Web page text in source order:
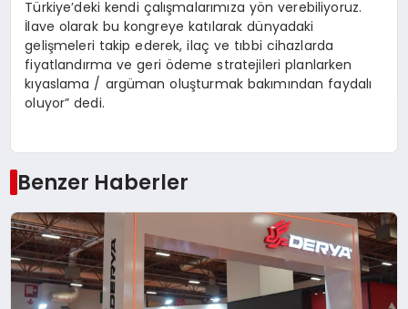
Türkiye’deki kendi çalışmalarımıza yön verebiliyoruz.
İlave olarak bu kongreye katılarak dünyadaki
gelişmeleri takip ederek, ilaç ve tıbbi cihazlarda
fiyatlandırma ve geri ödeme stratejileri planlarken
kıyaslama / argüman oluşturmak bakımından faydalı
oluyor” dedi.
Benzer Haberler